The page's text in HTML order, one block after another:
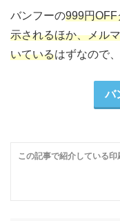
バンフーの999円
示されるほか、メル
いているはずなので
バ
この記事で紹介している印